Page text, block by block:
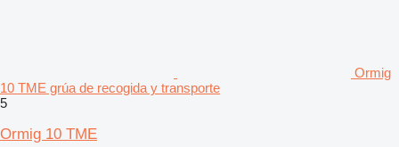
Ormig
10 TME grúa de recogida y transporte
5
Ormig 10 TME